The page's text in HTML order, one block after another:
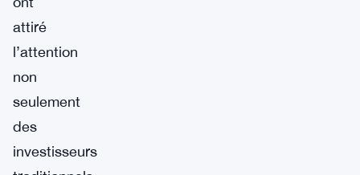
attiré
l’attention
non
seulement
des
investisseurs